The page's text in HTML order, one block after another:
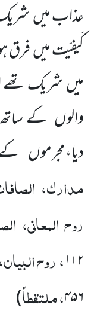
عذاب میں
کَیفِیّت میںفرق
میںشریک تھے
والوں کے
دیا،مجرموں
مدارک،
روح المعانی،
۱۱۲، روح
۴۵۶، ملتقطاً)